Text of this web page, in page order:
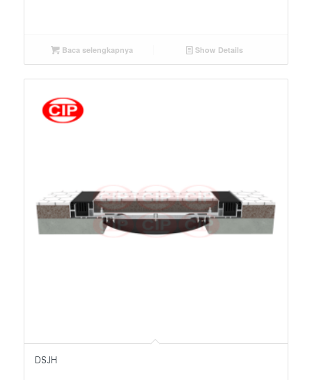
Baca selengkapnya Show Details
DSJH